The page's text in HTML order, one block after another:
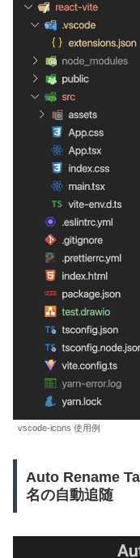
vscode-icons 使用例
Auto Rename
名の自動追随